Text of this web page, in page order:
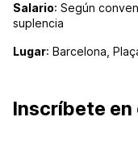
Salario: Según
suplencia
Lugar: Barcelona,
Inscríbete